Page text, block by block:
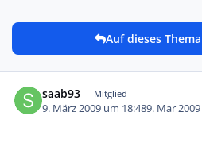
Auf dieses
saab93 Mitglied
9. März 2009 um 18:489. Mar 2009